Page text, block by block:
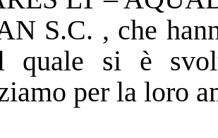
S.C. , che
quale si è
per la loro